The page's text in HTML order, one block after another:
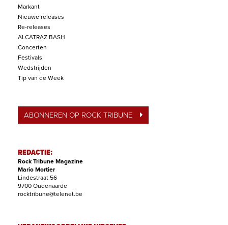
Markant
Nieuwe releases
Re-releases
ALCATRAZ BASH
Concerten
Festivals
Wedstrijden
Tip van de Week
ABONNEREN OP ROCK TRIBUNE
REDACTIE:
Rock Tribune Magazine
Mario Mortier
Lindestraat 56
9700 Oudenaarde
rocktribune@telenet.be